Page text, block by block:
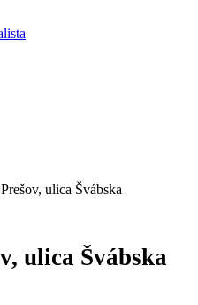
ulica Švábska
ulica Švábska